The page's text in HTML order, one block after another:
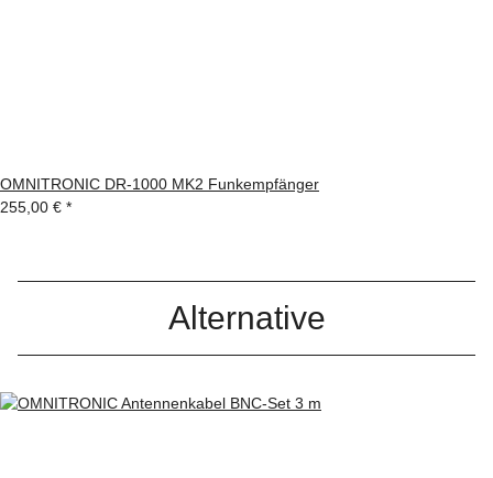
OMNITRONIC DR-1000 MK2 Funkempfänger
255,00 € *
Alternative